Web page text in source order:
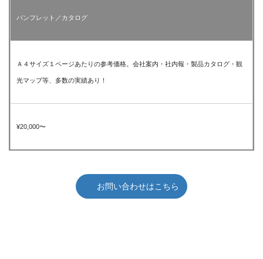
パンフレット／カタログ
Ａ４サイズ１ページあたりの参考価格。会社案内・社内報・製品カタログ・観
光マップ等、多数の実績あり！
¥20,000〜
お問い合わせはこちら